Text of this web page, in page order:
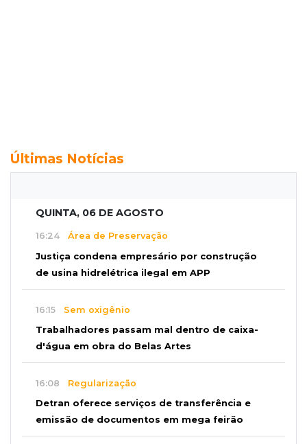
Últimas Notícias
QUINTA, 06 DE AGOSTO
16:24 Área de Preservação
Justiça condena empresário por construção
de usina hidrelétrica ilegal em APP
16:15 Sem oxigênio
Trabalhadores passam mal dentro de caixa-
d'água em obra do Belas Artes
16:08 Regularização
Detran oferece serviços de transferência e
emissão de documentos em mega feirão